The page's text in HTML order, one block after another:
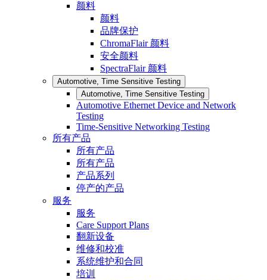
颜料
颜料
品牌保护
ChromaFlair 颜料
安全颜料
SpectraFlair 颜料
Automotive, Time Sensitive Testing
Automotive, Time Sensitive Testing
Automotive Ethernet Device and Network
Testing
Time-Sensitive Networking Testing
所有产品
所有产品
所有产品
产品系列
停产的产品
服务
服务
Care Support Plans
翻新设备
维修和校准
系统维护和合同
培训